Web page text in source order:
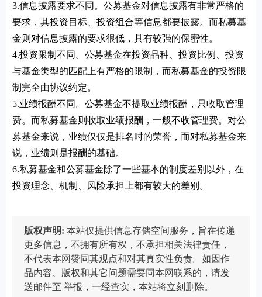
3.信息披露要求不同。公募基金对信息披露有非常严格的
要求，其投资目标、投资组合等信息都要披露。而私募基
金则对信息披露的要求很低，具有较强的保密性。
4.投资限制不同。公募基金在投资品种、投资比例、投资
与基金类型的匹配上有严格的限制，而私募基金的投资限
制完全由协议约定。
5.业绩报酬不同。公募基金不提取业绩报酬，只收取管理
费。而私募基金则收取业绩报酬，一般不收管理费。对公
募基金来说，业绩仅仅是排名时的荣誉，而对私募基金来
说，业绩则是报酬的基础。
6.私募基金和公募基金除了一些基本的制度差别以外，在
投资理念、机制、风险承担上都有较大的差别。
版权声明: 本站仅提供信息存储空间服务，旨在传递
更多信息，不拥有所有权，不承担相关法律责任，
不代表本网赞同其观点和对其真实性负责。如因作
品内容、版权和其它问题需要同本网联系的，请发
送邮件至 举报，一经查实，本站将立刻删除。